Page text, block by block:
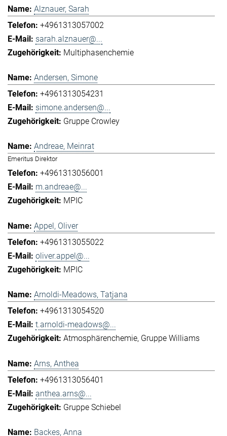
Alznauer, Sarah
+4961313057002
sarah.alznauer@...
Multiphasenchemie
Andersen, Simone
+4961313054231
simone.andersen@...
Gruppe Crowley
Andreae, Meinrat
Emeritus Direktor
+4961313056001
m.andreae@...
MPIC
Appel, Oliver
+4961313055022
oliver.appel@...
MPIC
Arnoldi-Meadows, Tatjana
+4961313054520
t.arnoldi-meadows@...
Atmosphärenchemie Gruppe Williams
Arns, Anthea
+4961313056401
anthea.arns@...
Gruppe Schiebel
Backes, Anna